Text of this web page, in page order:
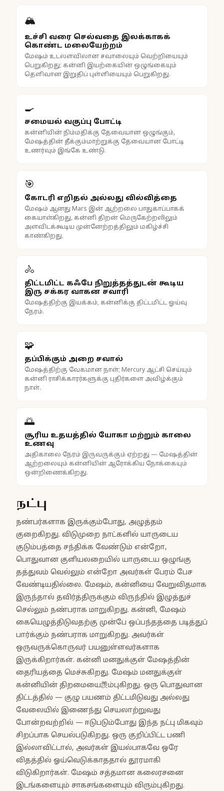
🏔️
உச்சி வரை செல்வதை இலக்காகக்
கொண்ட மலையேற்றம்
மேஷம் உடலளவிலான சவாலையும் வெற்றியையும்
பெறுகிறது; கன்னி இயற்கையின் ஒழுங்கையும்
தெளிவான இறுதிப் புள்ளியையும் பெறுகிறது.
🍳
சமையல் வகுப்பு போட்டி
கன்னியின் நிம்மதிக்கு தேவையான ஒழுங்கும்,
மேஷத்தின் தீக்கும்மாற்றுக்கு தேவையான போட்டி
உணர்வும் இங்கே உண்டு.
🎯
கோடரி எறிதல் அல்லது வில்வித்தை
மேஷம் ஆனது Mars இன் ஆற்றலை பாதுகாப்பாகக்
கையாள்கிறது, கன்னி திறன் மெருகேற்றலிலும்
அளவிடக்கூடிய முன்னேற்றத்திலும் மகிழ்ச்சி
காண்கிறது.
🚴
திட்டமிட்ட கஃபே நிறுத்தத்துடன் கூடிய
இரு சக்கர வாகன சவாரி
மேஷத்திற்கு இயக்கம், கன்னிக்கு திட்டமிட்ட ஓய்வு
நேரம்.
🧩
தப்பிக்கும் அறை சவால்
மேஷத்திற்கு வேகமான நாள்; Mercury ஆட்சி செய்யும்
கன்னி ராசிக்காரர்களுக்கு புதிர்களை அவிழ்க்கும்
நாள்.
🌅
சூரிய உதயத்தில் யோகா மற்றும் காலை
உணவு
அதிகாலை நேரம் இருவருக்கும் ஏற்றது — மேஷத்தின்
ஆற்றலையும் கன்னியின் ஆரோக்கிய நோக்கையும்
ஒன்றிணைக்கிறது.
நட்பு
நண்பர்களாக இருக்கும்போது, அழுத்தம்
குறைகிறது. விடுமுறை நாட்களில் யாருடைய
குடும்பத்தை சந்திக்க வேண்டும் என்றோ,
பொதுவான குளியலறையில் யாருடைய ஒழுங்கு
தத்துவம் வெல்லும் என்றோ அவர்கள் பேரம் பேச
வேண்டியதில்லை. மேஷம், கன்னியை வேறுவிதமாக
இருந்தால் தவிர்த்திருக்கும் விருந்தில் இழுத்துச்
செல்லும் நண்பராக மாறுகிறது. கன்னி, மேஷம்
கையெழுத்திடுவதற்கு முன்பே ஒப்பந்தத்தை படித்துப்
பார்க்கும் நண்பராக மாறுகிறது. அவர்கள்
ஒருவருக்கொருவர் பயனுள்ளவர்களாக
இருக்கிறார்கள். கன்னி மனதுக்குள் மேஷத்தின்
தைரியத்தை மெச்சுகிறது. மேஷம் மனதுக்குள்
கன்னியின் திறமையை羨ம்புகிறது. ஒரு பொதுவான
திட்டத்தில் — குழு பயணம் திட்டமிடுவது அல்லது
வேலையில் இணைந்து செயலாற்றுவது
போன்றவற்றில் — ஈடுபடும்போது இந்த நட்பு மிகவும்
சிறப்பாக செயல்படுகிறது. ஒரு குறிப்பிட்ட பணி
இல்லாவிட்டால், அவர்கள் இயல்பாகவே ஒரே
விதத்தில் ஓய்வெடுக்காததால் தூரமாகி
விடுகிறார்கள். மேஷம் சத்தமான கலைரசனை
இடங்களையும் சாகசங்களையும் விரும்புகிறது.